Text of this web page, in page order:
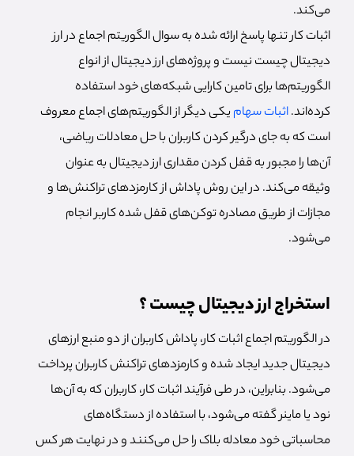
می‌کند.
اثبات کار تنها پاسخ ارائه شده به سوال الگوریتم اجماع در ارز
دیجیتال چیست نیست و پروژه‌های ارز دیجیتال از انواع
الگوریتم‌ها برای تامین کارایی شبکه‌های خود استفاده
کرده‌اند.اثبات سهام یکی دیگر از الگوریتم‌های اجماع معروف
است که به جای درگیر کردن کاربران با حل معادلات ریاضی،
آن‌ها را مجبور به قفل کردن مقداری ارز دیجیتال به عنوان
وثیقه می‌کند. در این روش پاداش از کارمزدهای تراکنش‌ها و
مجازات از طریق مصادره توکن‌های قفل شده کاربر انجام
می‌شود.
استخراج ارز دیجیتال چیست ؟
در الگوریتم اجماع اثبات کار، پاداش کاربران از دو منبع ارزهای
دیجیتال جدید ایجاد شده و کارمزدهای تراکنش کاربران پرداخت
می‌شود. بنابراین، در طی فرآیند اثبات کار، کاربران که به آن‌ها
نود یا ماینر گفته می‌شود، با استفاده از دستگاه‌های
محاسباتی خود معادله بلاک را حل می‌کنند و در نهایت هر کس